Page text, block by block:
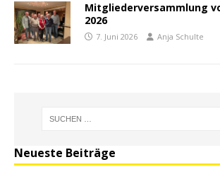
Mitgliederversammlung
2026
7. Juni 2026 Anja Schulte
Neueste Beiträge